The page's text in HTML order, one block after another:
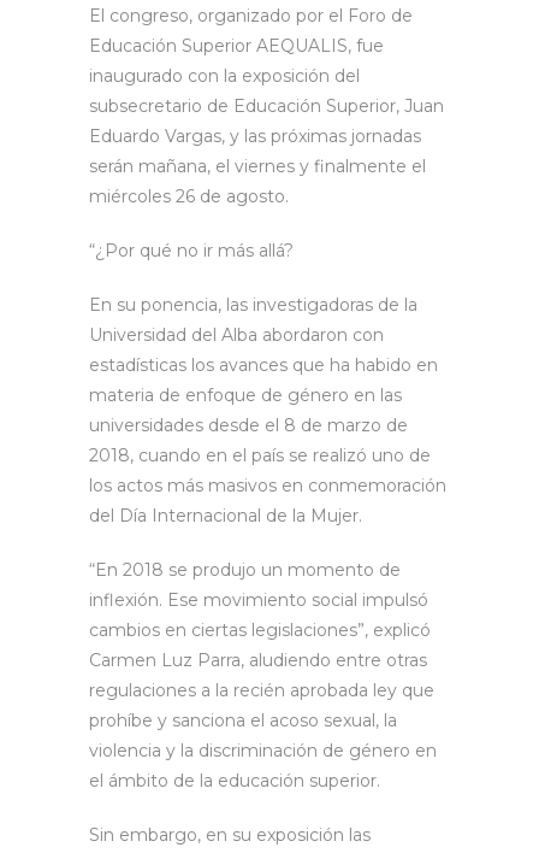
El congreso, organizado por el Foro de
Educación Superior AEQUALIS, fue
inaugurado con la exposición del
subsecretario de Educación Superior, Juan
Eduardo Vargas, y las próximas jornadas
serán mañana, el viernes y finalmente el
miércoles 26 de agosto.
“¿Por qué no ir más allá?
En su ponencia, las investigadoras de la
Universidad del Alba abordaron con
estadísticas los avances que ha habido en
materia de enfoque de género en las
universidades desde el 8 de marzo de
2018, cuando en el país se realizó uno de
los actos más masivos en conmemoración
del Día Internacional de la Mujer.
“En 2018 se produjo un momento de
inflexión. Ese movimiento social impulsó
cambios en ciertas legislaciones”, explicó
Carmen Luz Parra, aludiendo entre otras
regulaciones a la recién aprobada ley que
prohíbe y sanciona el acoso sexual, la
violencia y la discriminación de género en
el ámbito de la educación superior.
Sin embargo, en su exposición las